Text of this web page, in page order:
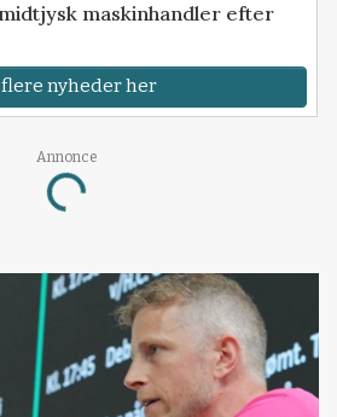
maskinhandler efter
flere nyheder her
Annonce
Loading...